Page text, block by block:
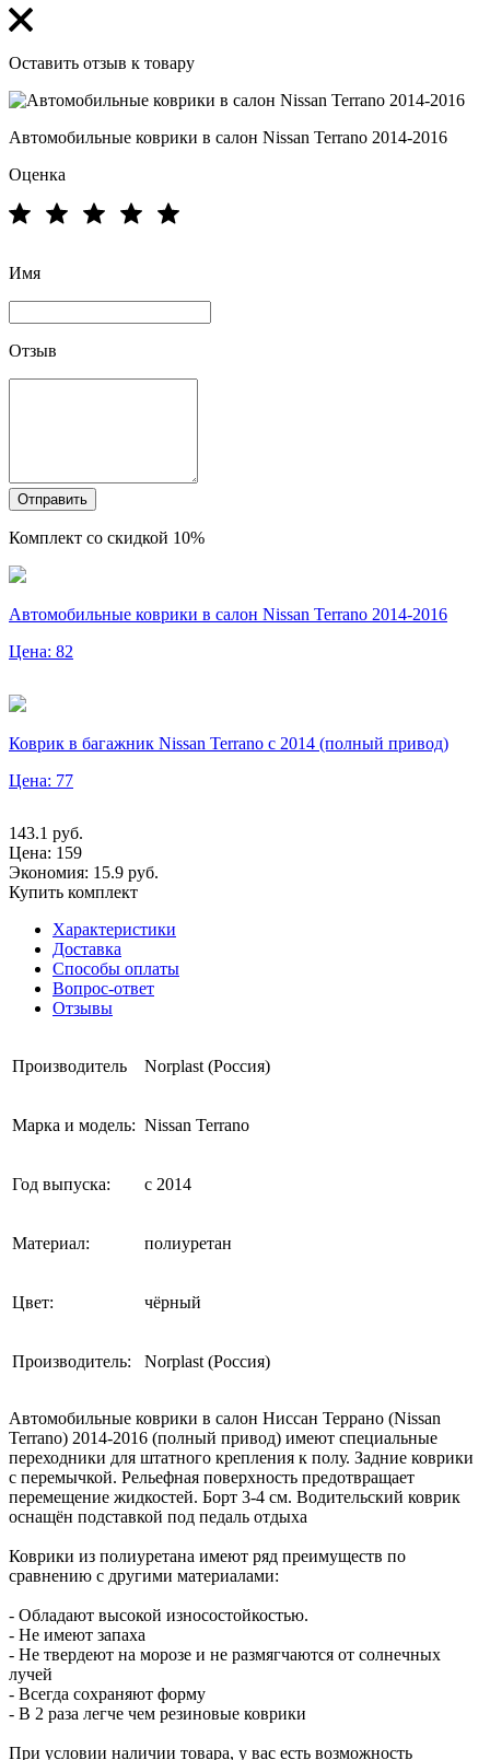
Оставить отзыв к товару
Автомобильные коврики в салон Nissan Terrano 2014-2016
Оценка
Имя
Отзыв
Отправить
Комплект со скидкой 10%
Автомобильные коврики в салон Nissan Terrano 2014-2016
Цена: 82
Коврик в багажник Nissan Terrano с 2014 (полный привод)
Цена: 77
143.1 руб.
Цена: 159
Экономия: 15.9 руб.
Купить комплект
Характеристики
Доставка
Способы оплаты
Вопрос-ответ
Отзывы
Производитель Norplast (Россия)
Марка и модель: Nissan Terrano
Год выпуска: с 2014
Материал: полиуретан
Цвет: чёрный
Производитель: Norplast (Россия)
Автомобильные коврики в салон Ниссан Террано (Nissan
Terrano) 2014-2016 (полный привод) имеют специальные
переходники для штатного крепления к полу. Задние коврики
с перемычкой. Рельефная поверхность предотвращает
перемещение жидкостей. Борт 3-4 см. Водительский коврик
оснащён подставкой под педаль отдыха
Коврики из полиуретана имеют ряд преимуществ по
сравнению с другими материалами:
- Обладают высокой износостойкостью.
- Не имеют запаха
- Не твердеют на морозе и не размягчаются от солнечных
лучей
- Всегда сохраняют форму
- В 2 раза легче чем резиновые коврики
При условии наличии товара, у вас есть возможность